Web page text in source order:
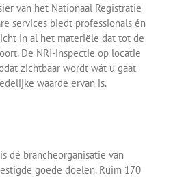
van het Nationaal Registratie
services biedt professionals én
in al het materiële dat tot de
De NRI-inspectie op locatie
zichtbaar wordt wát u gaat
waarde ervan is.
is dé brancheorganisatie van
goede doelen. Ruim 170